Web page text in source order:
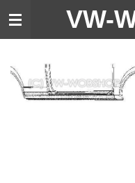
Ga
de
hoofdinhoud
VW-